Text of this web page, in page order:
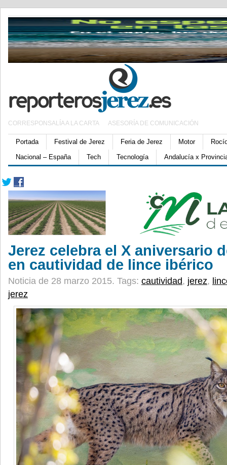
CORRESPONSALÍA A LA CARTA ASESORÍA DE COMUNICACIÓN
Portada Festival de Jerez Feria de Jerez Motor
Nacional – España
Tech Tecnología Andalucía x
Jerez celebra el X aniversario
en cautividad de lince ibérico
Noticia de 28 marzo 2015. Tags: cautividad, jerez,
jerez